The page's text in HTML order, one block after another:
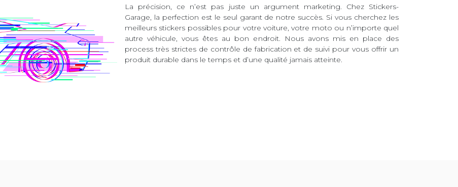
La précision, ce n’est pas juste un argument marketing. Chez Stickers-
Garage, la perfection est le seul garant de notre succès. Si vous cherchez les
meilleurs stickers possibles pour votre voiture, votre moto ou n’importe quel
autre véhicule, vous êtes au bon endroit. Nous avons mis en place des
process très strictes de contrôle de fabrication et de suivi pour vous offrir un
produit durable dans le temps et d’une qualité jamais atteinte.